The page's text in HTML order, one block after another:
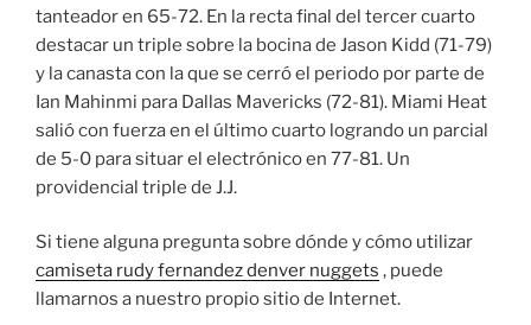
tanteador en 65-72. En la recta final del tercer cuarto
destacar un triple sobre la bocina de Jason Kidd (71-79)
y la canasta con la que se cerró el periodo por parte de
Ian Mahinmi para Dallas Mavericks (72-81). Miami Heat
salió con fuerza en el último cuarto logrando un parcial
de 5-0 para situar el electrónico en 77-81. Un
providencial triple de J.J.
Si tiene alguna pregunta sobre dónde y cómo utilizar
camiseta rudy fernandez denver nuggets , puede
llamarnos a nuestro propio sitio de Internet.